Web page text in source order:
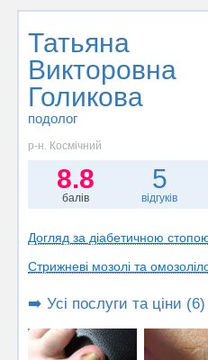
Татьяна
Викторовна
Голикова
подолог
р-н. Космічний
8.8
балів
5
відгуків
Догляд за діабетичною
Стрижневі мозолі та
➡️ Усі послуги та ціни (6)